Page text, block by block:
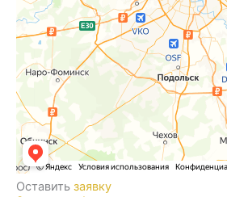
Оставить заявку